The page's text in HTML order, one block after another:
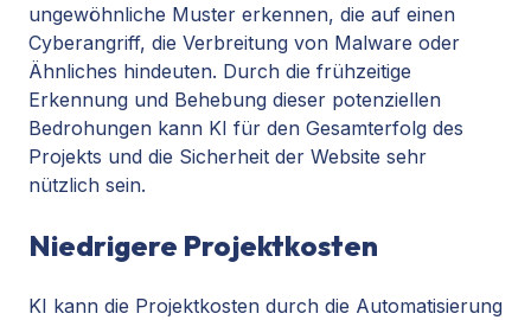
ungewöhnliche Muster erkennen, die auf einen
Cyberangriff, die Verbreitung von Malware oder
Ähnliches hindeuten. Durch die frühzeitige
Erkennung und Behebung dieser potenziellen
Bedrohungen kann KI für den Gesamterfolg des
Projekts und die Sicherheit der Website sehr
nützlich sein.
Niedrigere Projektkosten
KI kann die Projektkosten durch die Automatisierung